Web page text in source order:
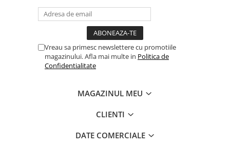
Vreau sa primesc newslettere cu promotiile
magazinului. Afla mai multe in Politica de
Confidentialitate
MAGAZINUL MEU
CLIENTI
DATE COMERCIALE